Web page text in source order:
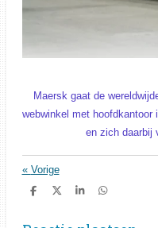
Maersk gaat de
webwinkel met hoofdkantoor
en zich daarbij
« Vorige
D
D
l
S
D